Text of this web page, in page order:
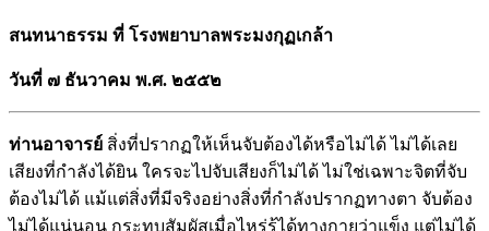
สนทนาธรรม ที่ โรงพยาบาลพระมงกุฏเกล้า
วันที่ ๗ ธันวาคม พ.ศ. ๒๕๕๒
ท่านอาจารย์ สิ่งที่ปรากฏให้เห็นจับต้องได้หรือไม่ได้ ไม่ได้เลย
เสียงที่กำลังได้ยิน ใครจะไปจับเสียงก็ไม่ได้ ไม่ใช่เฉพาะจิตที่จับ
ต้องไม่ได้ แม้แต่สิ่งที่มีจริงอย่างสิ่งที่กำลังปรากฏทางตา จับต้อง
ไม่ได้แน่นอน กระทบสัมผัสเมื่อไหร่รู้ได้ทางกายว่าแข็ง แต่ไม่ได้